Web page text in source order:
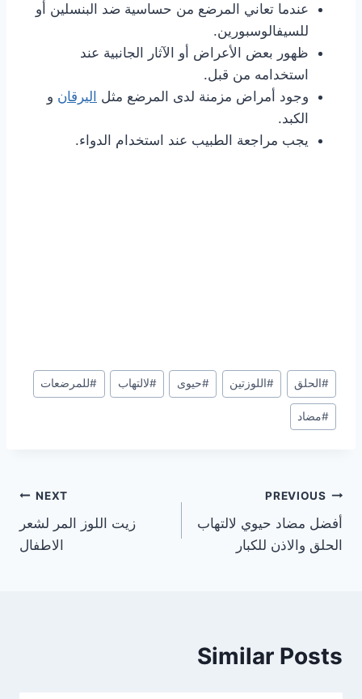
عندما تعاني المرضع من حساسية ضد البنسلين أو
للسيفالوسبورين.
ظهور بعض الأعراض أو الآثار الجانبية عند
استخدامه من قبل.
وجود أمراض مزمنة لدى المرضع مثل اليرقان و
الكبد.
يجب مراجعة الطبيب عند استخدام الدواء.
Post
Tags:
#الحلق #اللوزتين #حيوى #لالتهاب #للمرضعات
#مضاد
تصفّح
المقالات
PREVIOUS
أفضل مضاد حيوي لالتهاب
الحلق والاذن للكبار
NEXT
زيت اللوز المر لشعر
الاطفال
Similar Posts